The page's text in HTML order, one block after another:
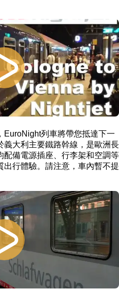
EuroNight列車將帶您抵達下一
義大利主要鐵路幹線，是歐洲長
配備電源插座、行李架和空調等
行體驗。請注意，車內暫不提